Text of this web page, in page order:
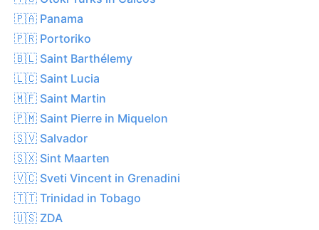
🇵🇦 Panama
🇵🇷 Portoriko
🇧🇱 Saint Barthélemy
🇱🇨 Saint Lucia
🇲🇫 Saint Martin
🇵🇲 Saint Pierre in Miquelon
🇸🇻 Salvador
🇸🇽 Sint Maarten
🇻🇨 Sveti Vincent in Grenadini
🇹🇹 Trinidad in Tobago
🇺🇸 ZDA